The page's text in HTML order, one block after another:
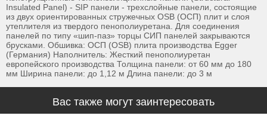
Insulated Panel) - SIP панели - трехслойные панели, состоящие
из двух ориентированных стружечных OSB (ОСП) плит и слоя
утеплителя из твердого пенополиуретана. Для соединения
панелей по типу «шип-паз» торцы СИП панелей закрываются
брусками. Обшивка: ОСП (OSB) плита производства Egger
(Германия) Наполнитель: Жесткий пенополиуретан
европейского производства Толщина панели: от 60 мм до 180
мм Ширина панели: до 1,12 м Длина панели: до 3 м
Вас также могут заинтересовать